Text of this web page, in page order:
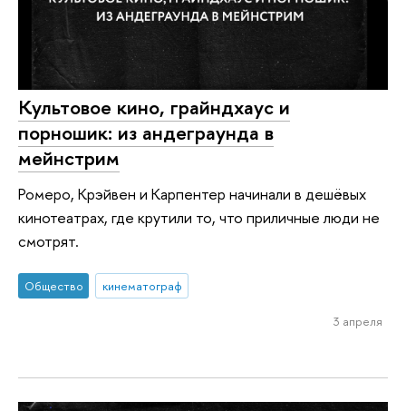
Культовое кино, грайндхаус и
порношик: из андеграунда в
мейнстрим
Ромеро, Крэйвен и Карпентер начинали в дешёвых
кинотеатрах, где крутили то, что приличные люди не
смотрят.
Общество кинематограф
3 апреля